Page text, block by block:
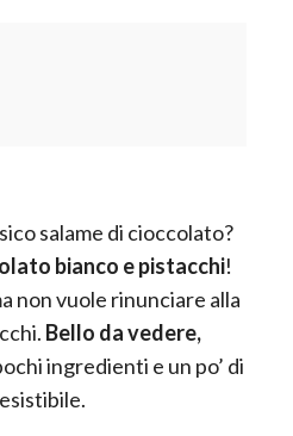
salame di cioccolato?
bianco e pistacchi!
non vuole rinunciare alla
Bello da vedere,
ingredienti e un po’ di